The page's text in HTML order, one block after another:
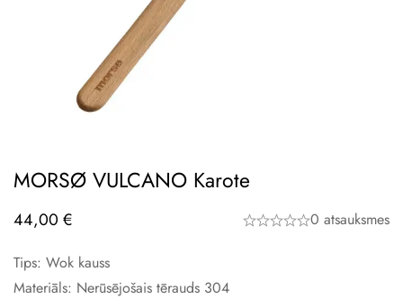
MORSØ VULCANO Karote
44,00 € 0 atsauksmes
Tips: Wok kauss
Materiāls: Nerūsējošais tērauds 304